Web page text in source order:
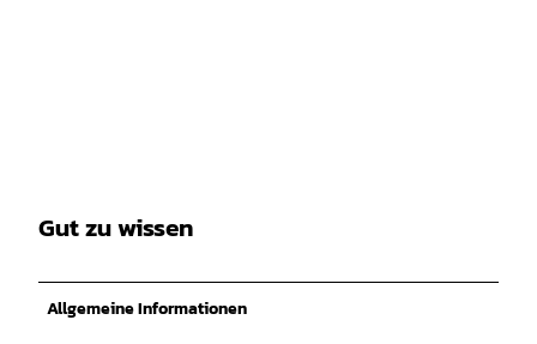
Gut zu wissen
Allgemeine Informationen